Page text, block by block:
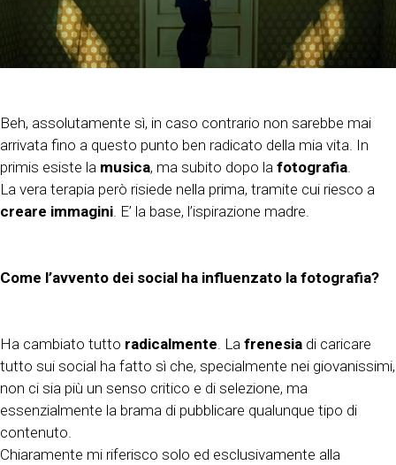
Beh, assolutamente sì, in caso contrario non sarebbe mai
arrivata fino a questo punto ben radicato della mia vita. In
primis esiste la musica, ma subito dopo la fotografia.
La vera terapia però risiede nella prima, tramite cui riesco a
creare immagini. E’ la base, l’ispirazione madre.
Come l’avvento dei social ha influenzato la fotografia?
Ha cambiato tutto radicalmente. La frenesia di caricare
tutto sui social ha fatto sì che, specialmente nei giovanissimi,
non ci sia più un senso critico e di selezione, ma
essenzialmente la brama di pubblicare qualunque tipo di
contenuto.
Chiaramente mi riferisco solo ed esclusivamente alla